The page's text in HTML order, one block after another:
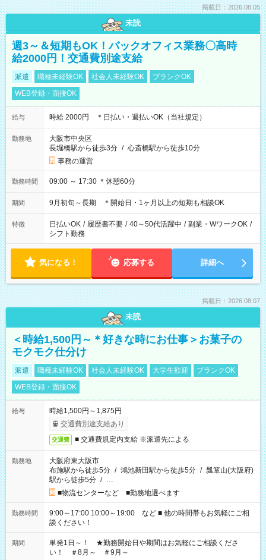
掲載日：2026.08.05
未読
週3～＆短期もOK！バックオフィス業務〇高時
給2000円！交通費別途支給
派遣 職種未経験OK 社会人未経験OK
ブランクOK
WEB登録・面接OK
給与 時給 2000円 ＊日払い・週払いOK（当社規定）
勤務地
大阪市中央区
長堀橋駅から徒歩3分 / 心斎橋駅から徒歩10分
事務の運営
勤務時間 09:00 ～ 17:30 ＊休憩60分
期間 9月初旬～長期 ＊開始日・1ヶ月以上の短期も相談OK
特徴 日払いOK / 履歴書不要 / 40～50代活躍中 / 副業・WワークOK /
シフト勤務
気になる！ 応募する 詳細へ
掲載日：2026.08.07
未読
＜時給1,500円～＊好きな時にお仕事＞お菓子の
モクモク仕分け
派遣 職種未経験OK 社会人未経験OK 大学生歓迎
ブランクOK
WEB登録・面接OK
給与
時給1,500円～1,875円
交通費別途支給あり
交通費 ■ 交通費規定内支給 ※派遣先による
勤務地
大阪府東大阪市
布施駅から徒歩5分 / 鴻池新田駅から徒歩5分 / 瓢箪山(大阪府)
駅から徒歩5分 / …
■物流センターなど ■勤務地選べます
勤務時間
9:00～17:00 10:00～19:00 など ■ 他の時間帯もお気軽にご相
談ください！
期間
単発1日～！ ★勤務開始日や期間はお気軽にご相談くださ
い！ ＃8月～ ＃9月～